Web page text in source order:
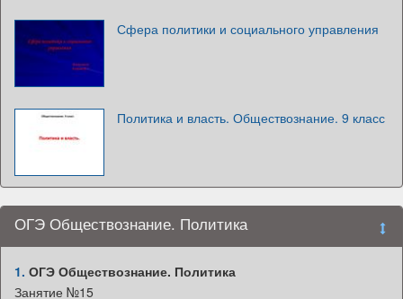
Сфера политики и социального управления
Политика и власть. Обществознание. 9 класс
ОГЭ Обществознание. Политика
1. ОГЭ Обществознание. Политика
Занятие №15